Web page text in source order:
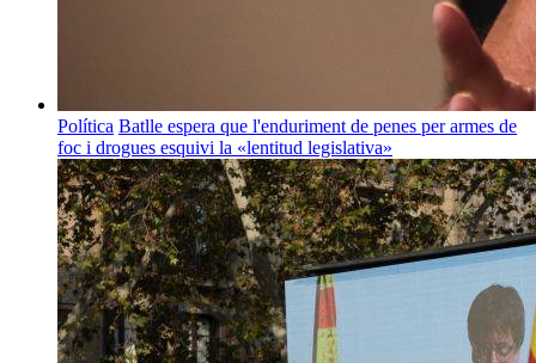
Política Batlle espera que l'enduriment de penes per armes de
foc i drogues esquivi la «lentitud legislativa»